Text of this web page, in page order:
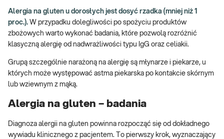
Alergia na gluten u dorosłych jest dosyć rzadka (mniej niż 1
proc.). W przypadku dolegliwości po spożyciu produktów
zbożowych warto wykonać badania, które pozwolą rozróżnić
klasyczną alergię od nadwrażliwości typu IgG oraz celiakii.
Grupą szczególnie narażoną na alergię są młynarze i piekarze, u
których może występować astma piekarska po kontakcie skórnym
lub wziewnym z mąką.
Alergia na gluten – badania
Diagnoza alergii na gluten powinna rozpocząć się od dokładnego
wywiadu klinicznego z pacjentem. To pierwszy krok, wyznaczający